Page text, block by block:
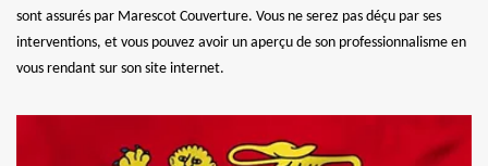
sont assurés par Marescot Couverture. Vous ne serez pas déçu par ses
interventions, et vous pouvez avoir un aperçu de son professionnalisme en
vous rendant sur son site internet.